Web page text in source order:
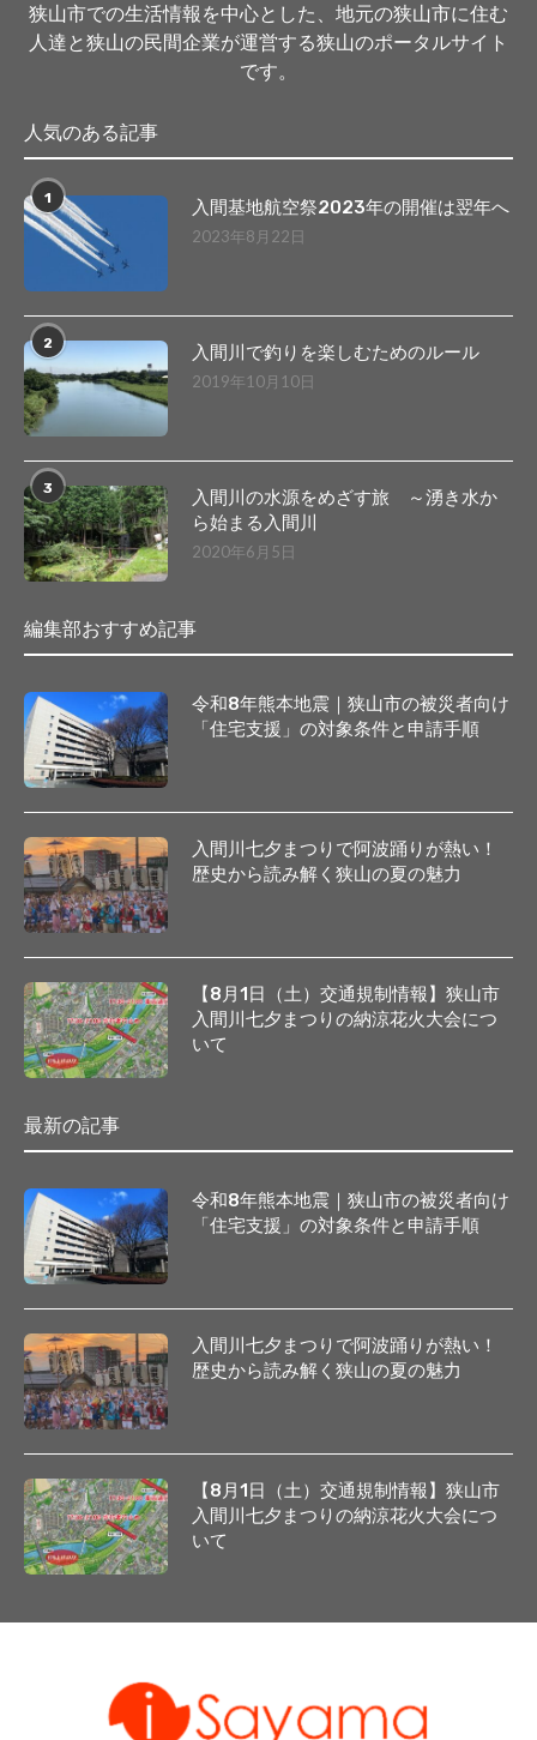
狭山市での生活情報を中心とした、地元の狭山市に住む
人達と狭山の民間企業が運営する狭山のポータルサイト
です。
人気のある記事
1 入間基地航空祭2023年の開催は翌年へ
2023年8月22日
2 入間川で釣りを楽しむためのルール
2019年10月10日
3
入間川の水源をめざす旅 ～湧き水か
ら始まる入間川
2020年6月5日
編集部おすすめ記事
令和8年熊本地震｜狭山市の被災者向け
「住宅支援」の対象条件と申請手順
入間川七夕まつりで阿波踊りが熱い！
歴史から読み解く狭山の夏の魅力
【8月1日（土）交通規制情報】狭山市
入間川七夕まつりの納涼花火大会につ
いて
最新の記事
令和8年熊本地震｜狭山市の被災者向け
「住宅支援」の対象条件と申請手順
入間川七夕まつりで阿波踊りが熱い！
歴史から読み解く狭山の夏の魅力
【8月1日（土）交通規制情報】狭山市
入間川七夕まつりの納涼花火大会につ
いて